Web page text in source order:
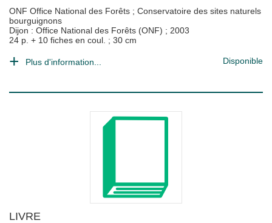
ONF Office National des Forêts ; Conservatoire des sites naturels
bourguignons
Dijon : Office National des Forêts (ONF) ; 2003
24 p. + 10 fiches en coul. ; 30 cm
Plus d'information... Disponible
LIVRE